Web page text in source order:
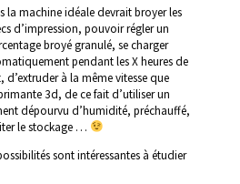
la machine idéale devrait broyer les
d’impression, pouvoir régler un
broyé granulé, se charger
pendant les X heures de
d’extruder à la même vitesse que
3d, de ce fait d’utiliser un
dépourvu d’humidité, préchauffé,
le stockage …
sont intéressantes à étudier